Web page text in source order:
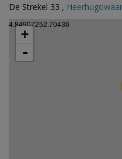
De Strekel 33 ,
4.84907252.70436
+
-